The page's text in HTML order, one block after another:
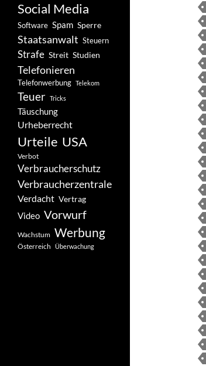
Social Media
Software Spam Sperre
Staatsanwalt Steuern
Strafe Streit Studien
Telefonieren
Telefonwerbung Telekom
Teuer Tricks
Täuschung
Urheberrecht
Urteile USA
Verbot
Verbraucherschutz
Verbraucherzentrale
Verdacht Vertrag
Video Vorwurf
Wachstum Werbung
Österreich Überwachung